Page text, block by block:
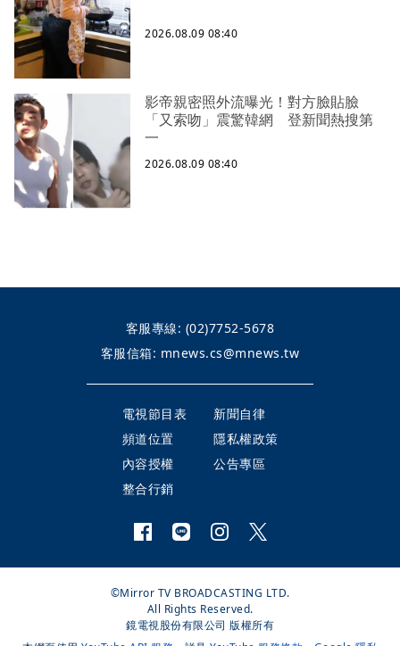
2026.08.09 08:40
影帝親密照外流曝光！對方臉貼臉
「又索吻」震驚韓網 登新聞熱搜第
一
2026.08.09 08:40
客服專線: (02)7752-5678
客服信箱: mnews.cs@mnews.tw
電視節目表
新聞自律
頻道位置
隱私權政策
內容授權
公告專區
整合行銷
©Mirror TV BROADCASTING LTD.
All Rights Reserved.
鏡電視股份有限公司 版權所有